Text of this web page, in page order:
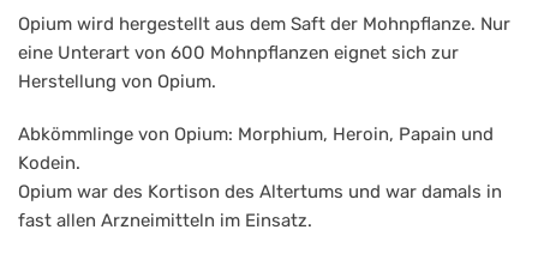
Opium wird hergestellt aus dem Saft der Mohnpflanze. Nur
eine Unterart von 600 Mohnpflanzen eignet sich zur
Herstellung von Opium.
Abkömmlinge von Opium: Morphium, Heroin, Papain und
Kodein.
Opium war des Kortison des Altertums und war damals in
fast allen Arzneimitteln im Einsatz.